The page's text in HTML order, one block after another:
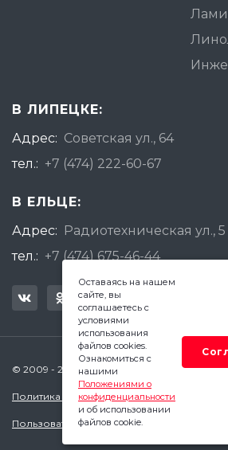
В ЛИПЕЦКЕ:
Адрес: Советская ул., 64
тел.: +7 (474) 222-60-67
В ЕЛЬЦЕ:
Адрес: Радиотехническая ул., 5
тел.: +7 (474) 675-46-44
© 2009 - 2026 Квадратный Метр - Липецк
Политика конфиденциальности
Пользовательское соглашение
Оставаясь на нашем
сайте, вы
соглашаетесь с
условиями
использования
файлов cookies.
Ознакомиться с
нашими
Положениями о
конфиденциальности
и об использовании
файлов cookie.